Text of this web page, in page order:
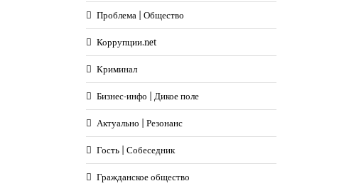
Проблема | Общество
Коррупции.net
Криминал
Бизнес-инфо | Дикое поле
Актуально | Резонанс
Гость | Собеседник
Гражданское общество